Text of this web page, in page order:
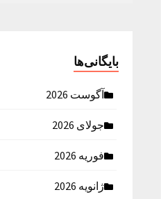
بایگانی‌ها
آگوست 2026
جولای 2026
فوریه 2026
ژانویه 2026